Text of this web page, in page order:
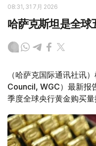
08:31, 31 7月 2026
哈萨克斯坦是全球
（哈萨克国际通讯社讯
Council, WGC）最新报
季度全球央行黄金购买量